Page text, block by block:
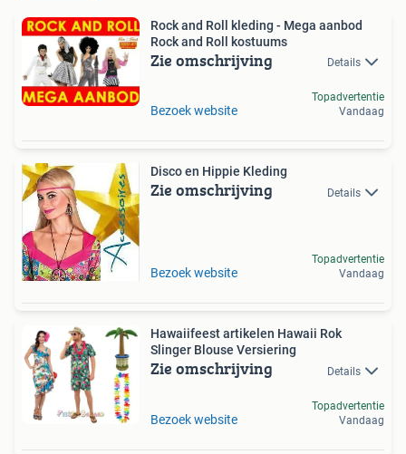
Rock and Roll kleding - Mega aanbod
Rock and Roll kostuums
Zie omschrijving Details
Bezoek website
Topadvertentie
Vandaag
Disco en Hippie Kleding
Zie omschrijving Details
Bezoek website
Topadvertentie
Vandaag
Hawaiifeest artikelen Hawaii Rok
Slinger Blouse Versiering
Zie omschrijving Details
Bezoek website
Topadvertentie
Vandaag